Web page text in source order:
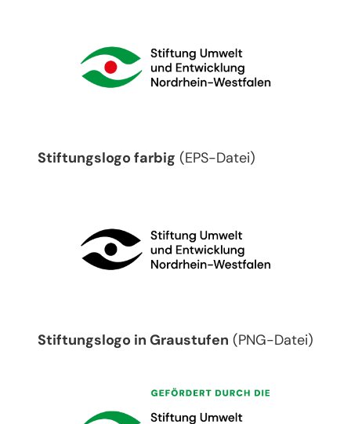
Stiftungslogo farbig (EPS-Datei)
Stiftungslogo in Graustufen (PNG-Datei)